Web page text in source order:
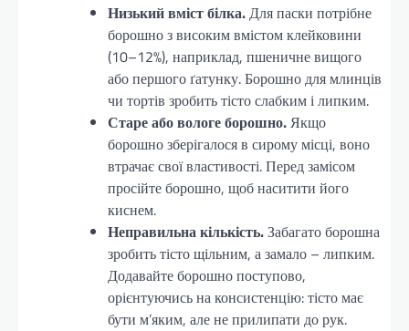
Низький вміст білка.Для паски потрібне
борошно з високим вмістом клейковини
(10–12%), наприклад, пшеничне вищого
або першого ґатунку. Борошно для млинців
чи тортів зробить тісто слабким і липким.
Старе або вологе борошно.Якщо
борошно зберігалося в сирому місці, воно
втрачає свої властивості. Перед замісом
просійте борошно, щоб наситити його
киснем.
Неправильна кількість.Забагато борошна
зробить тісто щільним, а замало – липким.
Додавайте борошно поступово,
орієнтуючись на консистенцію: тісто має
бути м’яким, але не прилипати до рук.